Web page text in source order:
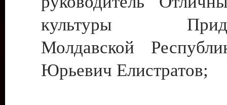
культуры
Молдавской
Юрьевич Елистратов;